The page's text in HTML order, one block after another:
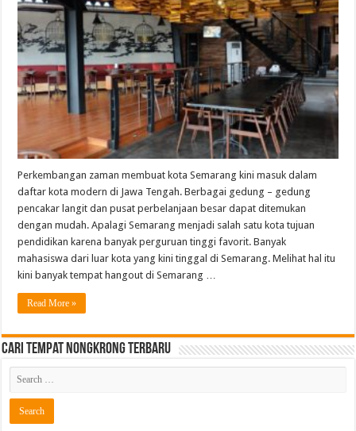
Perkembangan zaman membuat kota Semarang kini masuk dalam
daftar kota modern di Jawa Tengah. Berbagai gedung – gedung
pencakar langit dan pusat perbelanjaan besar dapat ditemukan
dengan mudah. Apalagi Semarang menjadi salah satu kota tujuan
pendidikan karena banyak perguruan tinggi favorit. Banyak
mahasiswa dari luar kota yang kini tinggal di Semarang. Melihat hal itu
kini banyak tempat hangout di Semarang …
Read More »
Cari Tempat Nongkrong Terbaru